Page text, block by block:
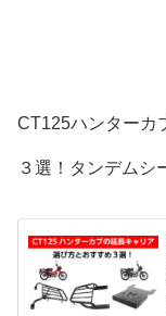
CT125ハンターカ
３選！タンデムシ